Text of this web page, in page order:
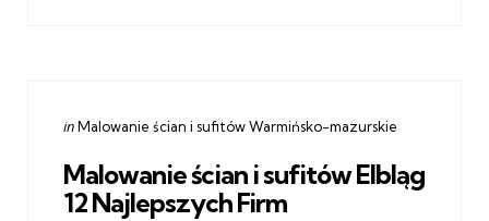
Categories
Posted
inMalowanie ścian i sufitów Warmińsko-mazurskie
Malowanie ścian i sufitów Elbląg
12 Najlepszych Firm